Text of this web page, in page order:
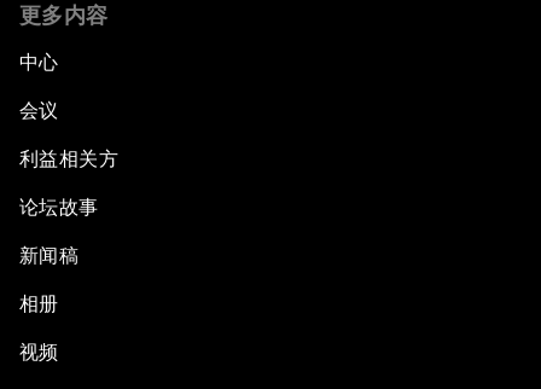
更多内容
中心
会议
利益相关方
论坛故事
新闻稿
相册
视频